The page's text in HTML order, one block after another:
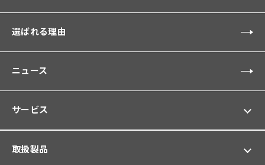
選ばれる理由
ニュース
サービス
取扱製品